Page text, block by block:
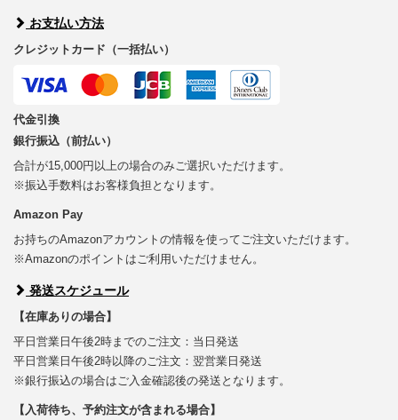
お支払い方法
クレジットカード（一括払い）
代金引換
銀行振込（前払い）
合計が15,000円以上の場合のみご選択いただけます。
※振込手数料はお客様負担となります。
Amazon Pay
お持ちのAmazonアカウントの情報を使ってご注文いただけます。
※Amazonのポイントはご利用いただけません。
発送スケジュール
【在庫ありの場合】
平日営業日午後2時までのご注文：当日発送
平日営業日午後2時以降のご注文：翌営業日発送
※銀行振込の場合はご入金確認後の発送となります。
【入荷待ち、予約注文が含まれる場合】